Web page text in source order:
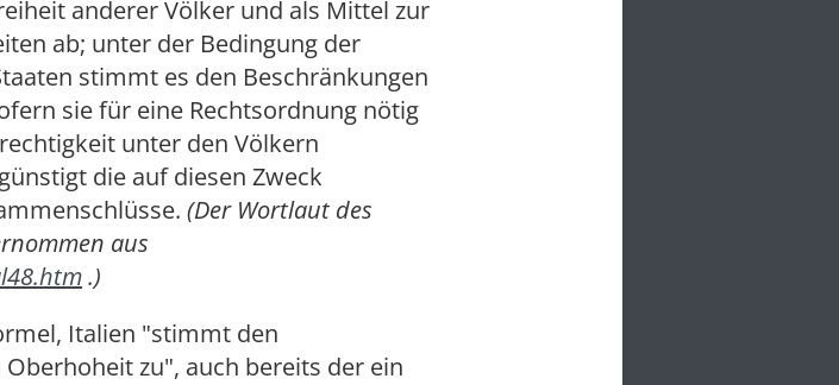
anderer Völker und als Mittel zur
ab; unter der Bedingung der
stimmt es den Beschränkungen
sie für eine Rechtsordnung nötig
unter den Völkern
die auf diesen Zweck
(Der Wortlaut des
aus
.)
Italien "stimmt den
zu", auch bereits der ein